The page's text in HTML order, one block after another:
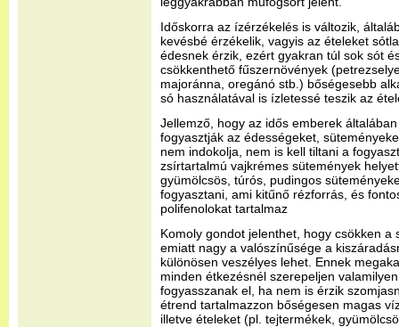
Időskorra az ízérzékelés is változik,
kevésbé érzékelik, vagyis az ételeket
édesnek érzik, ezért gyakran túl sok sót
csökkenthető fűszernövények
majoránna, oregánó stb.) bőségesebb
só használatával is ízletessé teszik az
Jellemző, hogy az idős emberek
fogyasztják az édességeket,
nem indokolja, nem is kell tiltani a
zsírtartalmú vajkrémes sütemények
gyümölcsös, túrós, pudingos
fogyasztani, ami kitűnő rézforrás, és
polifenolokat tartalmaz
Komoly gondot jelenthet, hogy csökken a
emiatt nagy a valószínűsége a
különösen veszélyes lehet. Ennek
minden étkezésnél szerepeljen
fogyasszanak el, ha nem is érzik
étrend tartalmazzon bőségesen magas
illetve ételeket (pl. tejtermékek,